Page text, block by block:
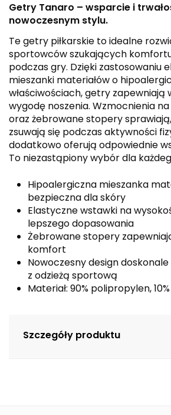
Getry Tanaro – wsparcie i
nowoczesnym stylu.
Te getry piłkarskie to idealne
sportowców szukających
podczas gry. Dzięki zastosowaniu
mieszanki materiałów o
właściwościach, getry zapewniają
wygodę noszenia. Wzmocnienia
oraz żebrowane stopery
zsuwają się podczas aktywności
dodatkowo oferują odpowiednie
To niezastąpiony wybór dla
Hipoalergiczna mieszanka
bezpieczna dla skóry
Elastyczne wstawki na
lepszego dopasowania
Żebrowane stopery
komfort
Nowoczesny design
z odzieżą sportową
Materiał: 90% polipropylen,
Szczegóły produktu